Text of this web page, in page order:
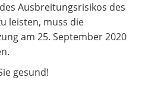
Ausbreitungsrisikos des
leisten, muss die
am 25. September 2020
gesund!